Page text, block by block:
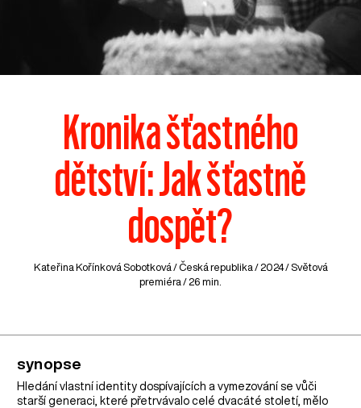
Kronika šťastného
dětství: Jak šťastně
dospět?
Kateřina Kořínková Sobotková /Česká republika / 2024 / Světová
premiéra / 26 min.
synopse
Hledání vlastní identity dospívajících a vymezování se vůči
starší generaci, které přetrvávalo celé dvacáté století, mělo